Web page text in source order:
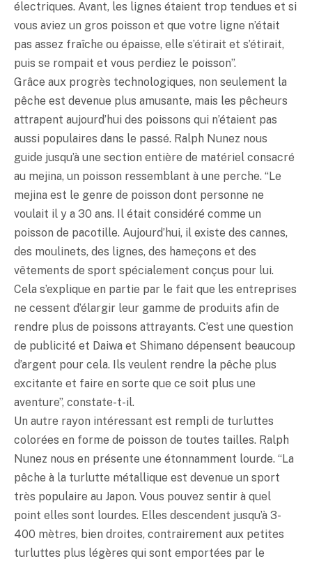
électriques. Avant, les lignes étaient trop tendues et si
vous aviez un gros poisson et que votre ligne n’était
pas assez fraîche ou épaisse, elle s’étirait et s’étirait,
puis se rompait et vous perdiez le poisson”.
Grâce aux progrès technologiques, non seulement la
pêche est devenue plus amusante, mais les pêcheurs
attrapent aujourd’hui des poissons qui n’étaient pas
aussi populaires dans le passé. Ralph Nunez nous
guide jusqu’à une section entière de matériel consacré
au mejina, un poisson ressemblant à une perche. “Le
mejina est le genre de poisson dont personne ne
voulait il y a 30 ans. Il était considéré comme un
poisson de pacotille. Aujourd’hui, il existe des cannes,
des moulinets, des lignes, des hameçons et des
vêtements de sport spécialement conçus pour lui.
Cela s’explique en partie par le fait que les entreprises
ne cessent d’élargir leur gamme de produits afin de
rendre plus de poissons attrayants. C’est une question
de publicité et Daiwa et Shimano dépensent beaucoup
d’argent pour cela. Ils veulent rendre la pêche plus
excitante et faire en sorte que ce soit plus une
aventure”, constate-t-il.
Un autre rayon intéressant est rempli de turluttes
colorées en forme de poisson de toutes tailles. Ralph
Nunez nous en présente une étonnamment lourde. “La
pêche à la turlutte métallique est devenue un sport
très populaire au Japon. Vous pouvez sentir à quel
point elles sont lourdes. Elles descendent jusqu’à 3-
400 mètres, bien droites, contrairement aux petites
turluttes plus légères qui sont emportées par le